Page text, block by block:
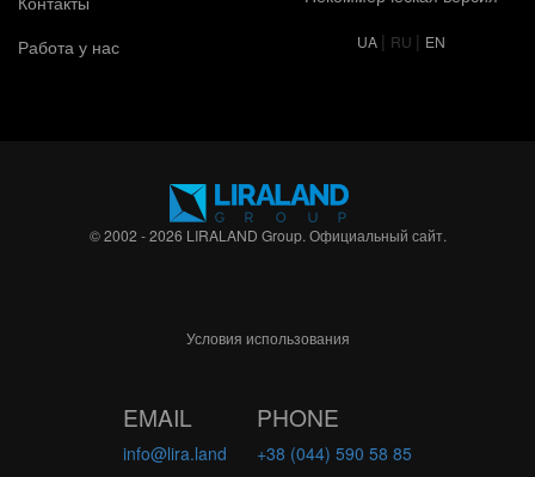
Работа у нас
UA | RU | EN
© 2002 - 2026 LIRALAND Group. Официальный сайт.
Условия использования
EMAIL
info@lira.land
PHONE
+38 (044) 590 58 85